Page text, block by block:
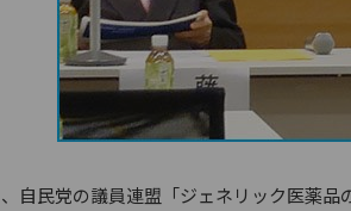
自民党の議員連盟「ジェネリック医薬